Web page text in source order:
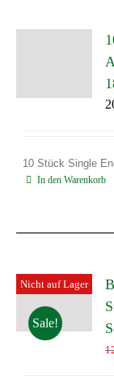
10 Stück Single
In den Warenkorb
Nicht auf Lager
Sale!